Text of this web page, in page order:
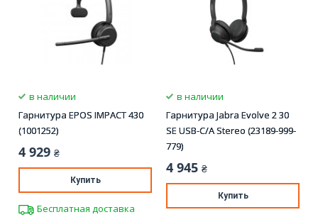
в наличии
Гарнитура EPOS IMPACT 430
(1001252)
4 929 ₴
Купить
Бесплатная доставка
в наличии
Гарнитура Jabra Evolve 2 30
SE USB-C/A Stereo (23189-999-
779)
4 945 ₴
Купить